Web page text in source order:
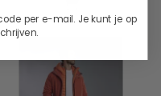
per e-mail. Je kunt je op